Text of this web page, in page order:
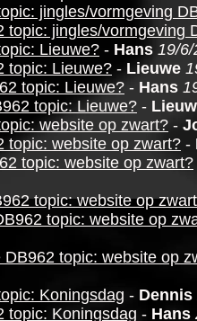
jingles/vormgeving
topic: jingles/vormgeving
Lieuwe? - Hans 19/6/
topic: Lieuwe? - Lieuwe
topic: Lieuwe? - Hans
topic: Lieuwe? -
website op zwart? -
topic: website op zwart? -
topic: website op zwart?
topic: website op
topic: website op
DB962 topic: website op
Koningsdag - Dennis
topic: Koningsdag - Hans